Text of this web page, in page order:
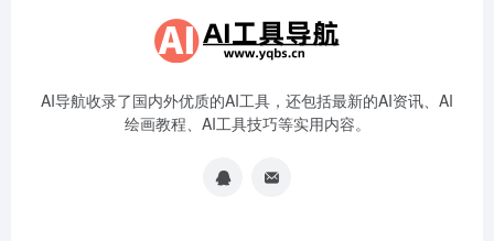
AI导航收录了国内外优质的AI工具，还包括最新的AI资讯、AI
绘画教程、AI工具技巧等实用内容。